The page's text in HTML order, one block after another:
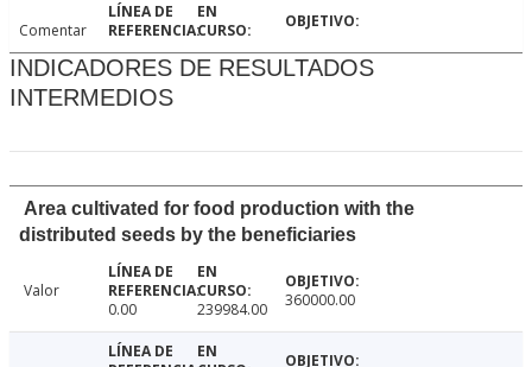
Comentar
INDICADORES DE RESULTADOS
INTERMEDIOS
Area cultivated for food production with the
distributed seeds by the beneficiaries
Valor
0.00
239984.00 360000.00